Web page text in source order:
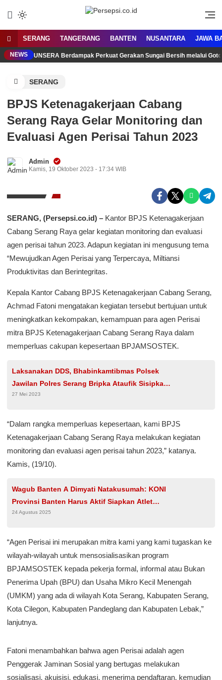
SERANG TANGERANG BANTEN NUSANTARA JAWA
NEWS UNSERA Berdampak Perkuat Gerakan Sungai Bersih melalui
SERANG
BPJS Ketenagakerjaan Cabang
Serang Raya Gelar Monitoring dan
Evaluasi Agen Perisai Tahun 2023
Admin
Kamis, 19 Oktober 2023 - 17:34 WIB
SERANG, (Persepsi.co.id) – Kantor BPJS Ketenagakerjaan
Cabang Serang Raya gelar kegiatan monitoring dan evaluasi
agen perisai tahun 2023. Adapun kegiatan ini mengusung tema
“Mewujudkan Agen Perisai yang Terpercaya, Miltiansi
Produktivitas dan Berintegritas.
Kepala Kantor Cabang BPJS Ketenagakerjaan Cabang Serang,
Achmad Fatoni mengatakan kegiatan tersebut bertujuan untuk
meningkatkan kekompakan, kemampuan para agen Perisai
mitra BPJS Ketenagakerjaan Cabang Serang Raya dalam
memperluas cakupan kepesertaan BPJAMSOSTEK.
Laksanakan DDS, Bhabinkamtibmas Polsek
Jawilan Polres Serang Bripka Ataufik Sisipkan
Pesan Kamtibmas
27 Mei 2023
“Dalam rangka memperluas kepesertaan, kami BPJS
Ketenagakerjaan Cabang Serang Raya melakukan kegiatan
monitoring dan evaluasi agen perisai tahun 2023,” katanya.
Kamis, (19/10).
Wagub Banten A Dimyati Natakusumah: KONI
Provinsi Banten Harus Aktif Siapkan Atlet
Juara
24 Agustus 2025
“Agen Perisai ini merupakan mitra kami yang kami tugaskan ke
wilayah-wilayah untuk mensosialisasikan program
BPJAMSOSTEK kepada pekerja formal, informal atau Bukan
Penerima Upah (BPU) dan Usaha Mikro Kecil Menengah
(UMKM) yang ada di wilayah Kota Serang, Kabupaten Serang,
Kota Cilegon, Kabupaten Pandeglang dan Kabupaten Lebak,”
lanjutnya.
Fatoni menambahkan bahwa agen Perisai adalah agen
Penggerak Jaminan Sosial yang bertugas melakukan
sosialisasi, akuisisi, edukasi, menerima pendaftaran, kemudian